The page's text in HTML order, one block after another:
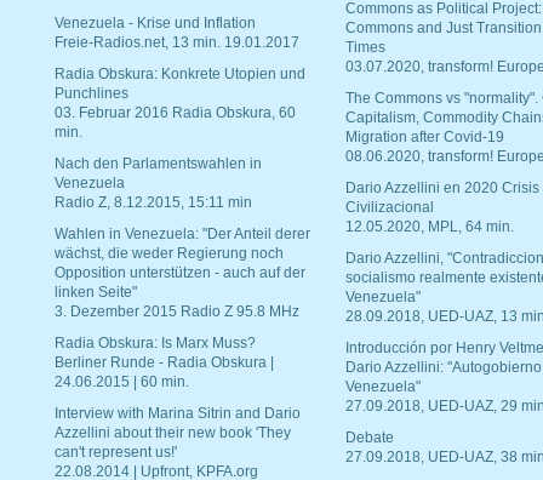
Venezuela - Krise und Inflation
Freie-Radios.net, 13 min. 19.01.2017
Radia Obskura: Konkrete Utopien und
Punchlines
03. Februar 2016 Radia Obskura, 60
min.
Nach den Parlamentswahlen in
Venezuela
Radio Z, 8.12.2015, 15:11 min
Wahlen in Venezuela: "Der Anteil derer
wächst, die weder Regierung noch
Opposition unterstützen - auch auf der
linken Seite"
3. Dezember 2015 Radio Z 95.8 MHz
Radia Obskura: Is Marx Muss?
Berliner Runde - Radia Obskura |
24.06.2015 | 60 min.
Interview with Marina Sitrin and Dario
Azzellini about their new book 'They
can't represent us!'
22.08.2014 | Upfront, KPFA.org
Commons as Political Project:
Commons and Just
Times
03.07.2020, transform!
The Commons vs "normality".
Capitalism, Commodity
Migration after Covid-19
08.06.2020, transform!
Dario Azzellini en 2020 Crisis
Civilizacional
12.05.2020, MPL, 64 min.
Dario Azzellini,
socialismo realmente
Venezuela"
28.09.2018, UED-UAZ, 13
Introducción por Henry
Dario Azzellini:
Venezuela"
27.09.2018, UED-UAZ, 29
Debate
27.09.2018, UED-UAZ, 38